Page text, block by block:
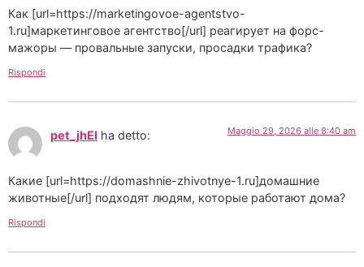
Как [url=https://marketingovoe-agentstvo-
1.ru]маркетинговое агентство[/url] реагирует на форс-
мажоры — провальные запуски, просадки трафика?
Rispondi
pet_jhEl ha detto: Maggio 29, 2026 alle 8:40 am
Какие [url=https://domashnie-zhivotnye-1.ru]домашние
животные[/url] подходят людям, которые работают дома?
Rispondi